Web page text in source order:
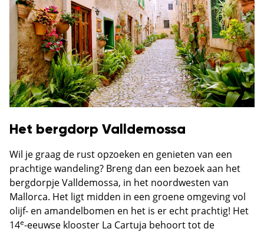
Het bergdorp Valldemossa
Wil je graag de rust opzoeken en genieten van een
prachtige wandeling? Breng dan een bezoek aan het
bergdorpje Valldemossa, in het noordwesten van
Mallorca. Het ligt midden in een groene omgeving vol
olijf- en amandelbomen en het is er echt prachtig! Het
14e-eeuwse klooster La Cartuja behoort tot de